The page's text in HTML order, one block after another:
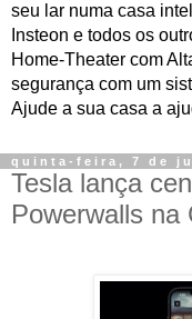
seu lar numa casa
Insteon e todos os
Home-Theater com
segurança com um
Ajude a sua casa a
quinta-feira, 7 de
Tesla lança
Powerwalls na